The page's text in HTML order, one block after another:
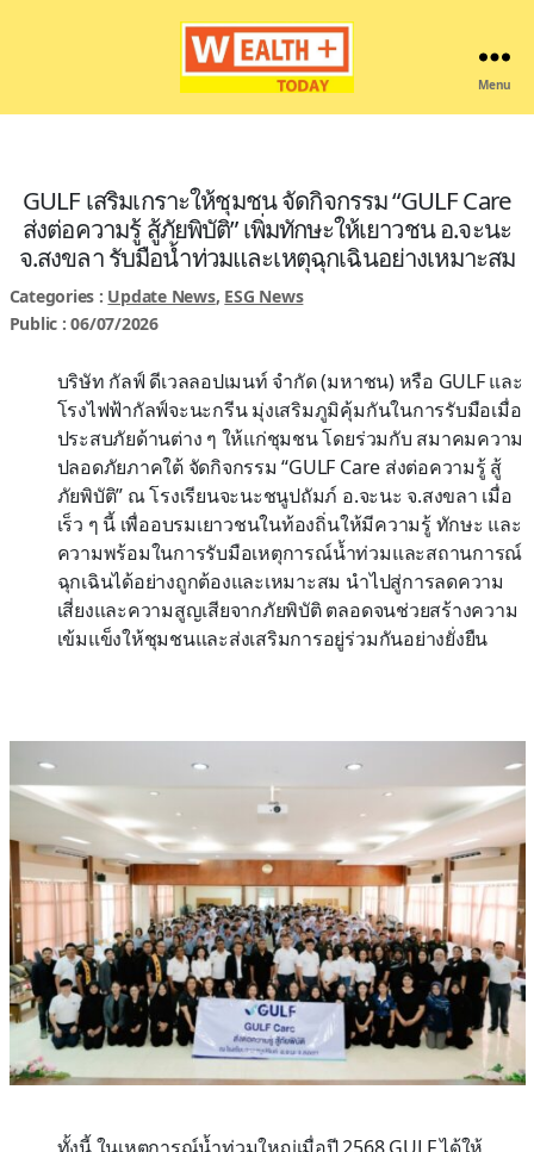
Menu
GULF เสริมเกราะให้ชุมชน จัดกิจกรรม “GULF Care
ส่งต่อความรู้ สู้ภัยพิบัติ” เพิ่มทักษะให้เยาวชน อ.จะนะ
จ.สงขลา รับมือน้ำท่วมและเหตุฉุกเฉินอย่างเหมาะสม
Categories : Update News, ESG News
Public : 06/07/2026
บริษัท กัลฟ์ ดีเวลลอปเมนท์ จำกัด (มหาชน) หรือ GULF และ
โรงไฟฟ้ากัลฟ์จะนะกรีน มุ่งเสริมภูมิคุ้มกันในการรับมือเมื่อ
ประสบภัยด้านต่าง ๆ ให้แก่ชุมชน โดยร่วมกับ สมาคมความ
ปลอดภัยภาคใต้ จัดกิจกรรม “GULF Care ส่งต่อความรู้ สู้
ภัยพิบัติ” ณ โรงเรียนจะนะชนูปถัมภ์ อ.จะนะ จ.สงขลา เมื่อ
เร็ว ๆ นี้ เพื่ออบรมเยาวชนในท้องถิ่นให้มีความรู้ ทักษะ และ
ความพร้อมในการรับมือเหตุการณ์น้ำท่วมและสถานการณ์
ฉุกเฉินได้อย่างถูกต้องและเหมาะสม นำไปสู่การลดความ
เสี่ยงและความสูญเสียจากภัยพิบัติ ตลอดจนช่วยสร้างความ
เข้มแข็งให้ชุมชนและส่งเสริมการอยู่ร่วมกันอย่างยั่งยืน